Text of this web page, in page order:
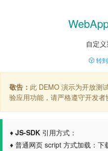
自定
转
敬告： 此 DEMO 演示为开放测
验应用功能，请严格遵守开发者
♦ JS-SDK 引用方式：
♦ 普通网页 script 方式加载：下